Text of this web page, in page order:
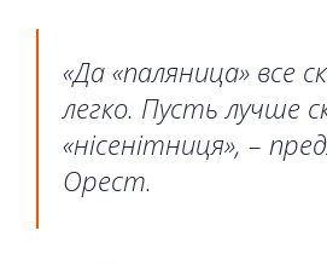
«Да «паляница» все
легко. Пусть лучше
«нісенітниця», –
Орест.